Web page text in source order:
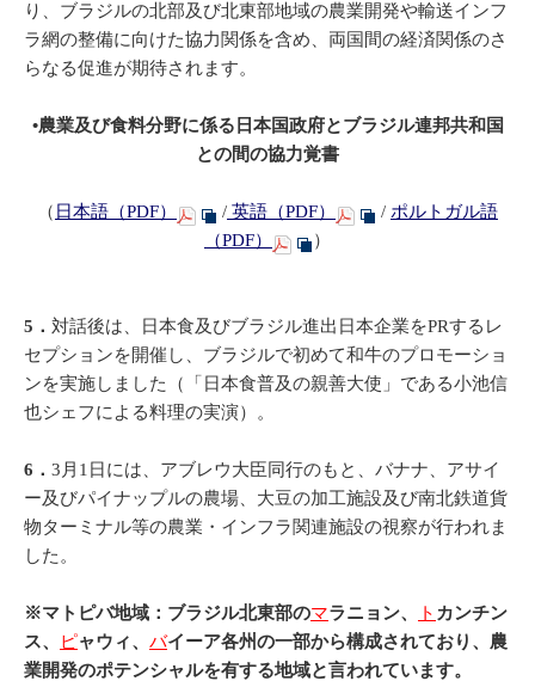
り、ブラジルの北部及び北東部地域の農業開発や輸送インフ
ラ網の整備に向けた協力関係を含め、両国間の経済関係のさ
らなる促進が期待されます。
•農業及び食料分野に係る日本国政府とブラジル連邦共和国
との間の協力覚書
（ 日本語（PDF） / 英語（PDF） / ポルトガル語
（PDF）
）
5． 対話後は、日本食及びブラジル進出日本企業をPRするレ
セプションを開催し、ブラジルで初めて和牛のプロモーショ
ンを実施しました（「日本食普及の親善大使」である小池信
也シェフによる料理の実演）。
6． 3月1日には、アブレウ大臣同行のもと、バナナ、アサイ
ー及びパイナップルの農場、大豆の加工施設及び南北鉄道貨
物ターミナル等の農業・インフラ関連施設の視察が行われま
した。
※マトピバ地域：ブラジル北東部のマラニョン、 ト カンチン
ス、
ピャウィ、 バイーア各州の一部から構成されており、農
業開発のポテンシャルを有する地域と言われています。